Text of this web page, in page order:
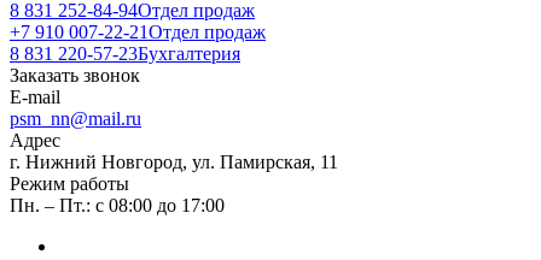
8 831 252-84-94Отдел продаж
+7 910 007-22-21Отдел продаж
8 831 220-57-23Бухгалтерия
Заказать звонок
E-mail
psm_nn@mail.ru
Адрес
г. Нижний Новгород, ул. Памирская, 11
Режим работы
Пн. – Пт.: с 08:00 до 17:00